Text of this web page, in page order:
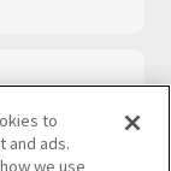
to
and ads.
we use